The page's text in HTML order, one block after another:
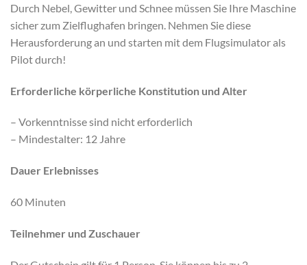
Durch Nebel, Gewitter und Schnee müssen Sie Ihre Maschine
sicher zum Zielflughafen bringen. Nehmen Sie diese
Herausforderung an und starten mit dem Flugsimulator als
Pilot durch!
Erforderliche körperliche Konstitution und Alter
– Vorkenntnisse sind nicht erforderlich
– Mindestalter: 12 Jahre
Dauer Erlebnisses
60 Minuten
Teilnehmer und Zuschauer